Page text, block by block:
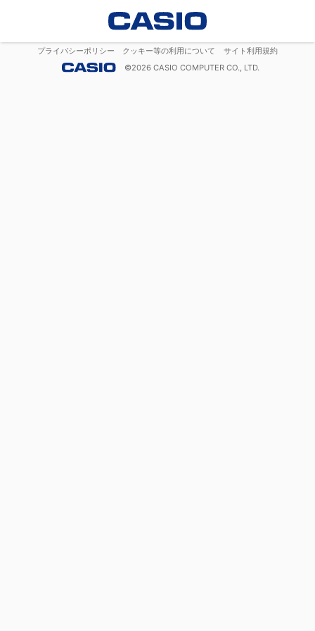
プライバシーポリシー クッキー等の利用について
サイト利用規約
©2026 CASIO COMPUTER CO., LTD.